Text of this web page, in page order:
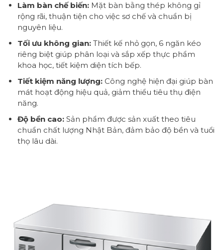
Làm bàn chế biến:Mặt bàn bằng thép không gỉ
rộng rãi, thuận tiện cho việc sơ chế và chuẩn bị
nguyên liệu.
Tối ưu không gian:Thiết kế nhỏ gọn, 6 ngăn kéo
riêng biệt giúp phân loại và sắp xếp thực phẩm
khoa học, tiết kiệm diện tích bếp.
Tiết kiệm năng lượng:Công nghệ hiện đại giúp bàn
mát hoạt động hiệu quả, giảm thiểu tiêu thụ điện
năng.
Độ bền cao:Sản phẩm được sản xuất theo tiêu
chuẩn chất lượng Nhật Bản, đảm bảo độ bền và tuổi
thọ lâu dài.